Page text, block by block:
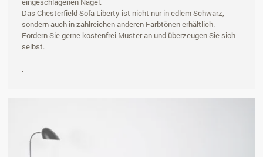
Das Chesterfield Sofa Liberty ist nicht nur in edlem Schwarz,
sondern auch in zahlreichen anderen Farbtönen erhältlich.
Fordern Sie gerne kostenfrei Muster an und überzeugen Sie sich
selbst.
.